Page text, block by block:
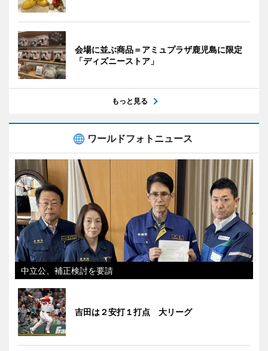
会場に並ぶ商品＝アミュプラザ鹿児島に限定
「ディズニーストア」
もっと見る
ワールドフォトニュース
中立公、補正検討を要請
吉田は２安打１打点 大リーグ